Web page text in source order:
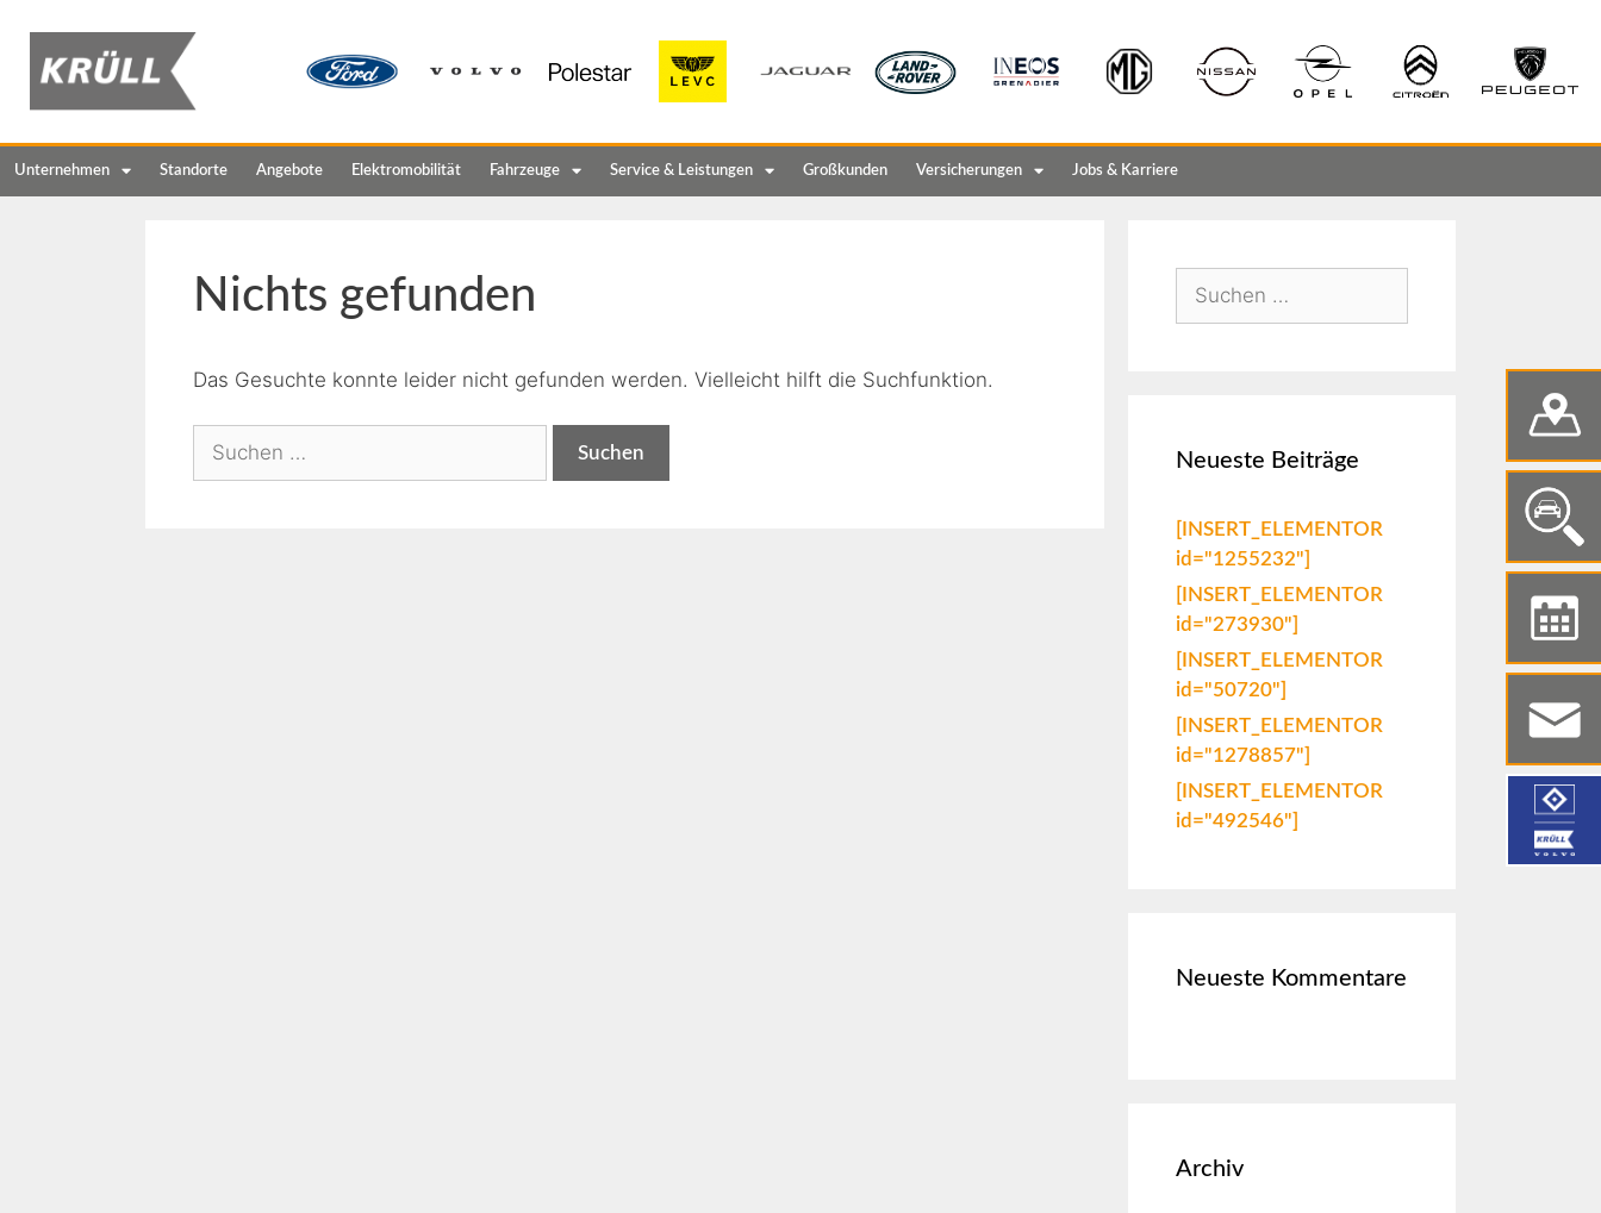
Unternehmen Standorte Angebote Elektromobilität Fahrzeuge Service & Leistungen Großkunden Versicherungen Jobs & Karriere
Nichts gefunden
Das Gesuchte konnte leider nicht gefunden werden. Vielleicht hilft die Suchfunktion.
Neueste Beiträge
[INSERT_ELEMENTOR
id="1255232"]
[INSERT_ELEMENTOR
id="273930"]
[INSERT_ELEMENTOR
id="50720"]
[INSERT_ELEMENTOR
id="1278857"]
[INSERT_ELEMENTOR
id="492546"]
Neueste Kommentare
Archiv